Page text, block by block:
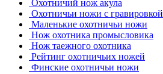
Охотничий нож акула
Охотничьи ножи с гравировкой
Маленькие охотничьи ножи
Нож охотника промысловика
Нож таежного охотника
Рейтинг охотничьих ножей
Финские охотничьи ножи